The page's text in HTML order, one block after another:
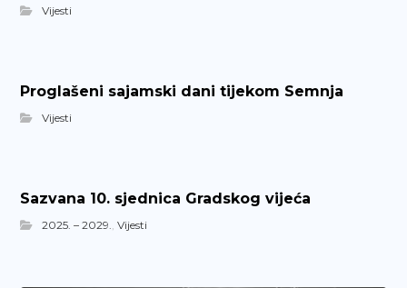
Vijesti
Proglašeni sajamski dani tijekom Semnja
Vijesti
Sazvana 10. sjednica Gradskog vijeća
2025. – 2029. ,Vijesti